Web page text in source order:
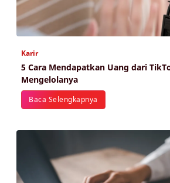
Karir
5 Cara Mendapatkan Uang dari
Mengelolanya
Baca Selengkapnya